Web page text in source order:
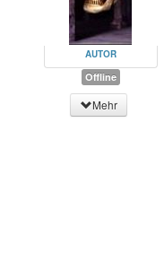
AUTOR
Offline
Mehr